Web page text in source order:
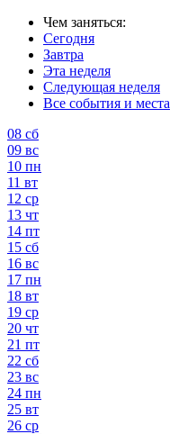
Чем заняться:
Сегодня
Завтра
Эта неделя
Следующая неделя
Все события и места
08 сб
09 вс
10 пн
11 вт
12 ср
13 чт
14 пт
15 сб
16 вс
17 пн
18 вт
19 ср
20 чт
21 пт
22 сб
23 вс
24 пн
25 вт
26 ср